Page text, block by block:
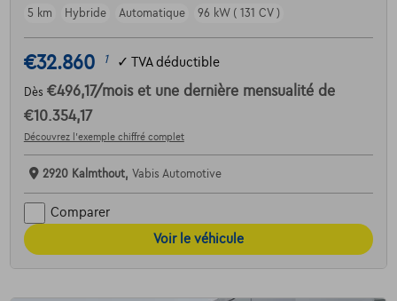
5 km
Hybride Automatique 96 kW ( 131 CV )
€32.860 1 ✓ TVA déductible
Dès €496,17/mois et une dernière mensualité de
€10.354,17
Découvrez l’exemple chiffré complet
2920 Kalmthout, Vabis Automotive
Comparer
Voir le véhicule